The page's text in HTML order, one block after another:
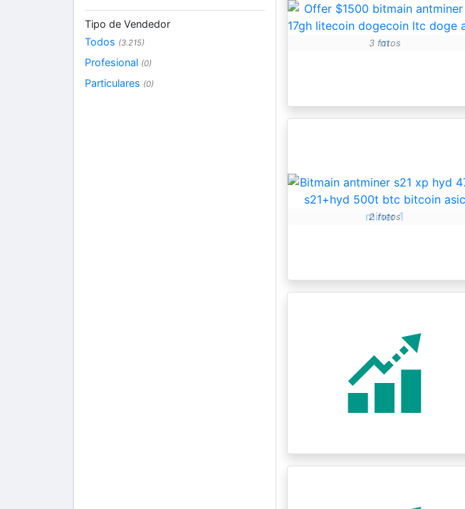
3 fotos
2 fotos
Tipo de Vendedor
Todos (3.215)
Profesional (0)
Particulares (0)